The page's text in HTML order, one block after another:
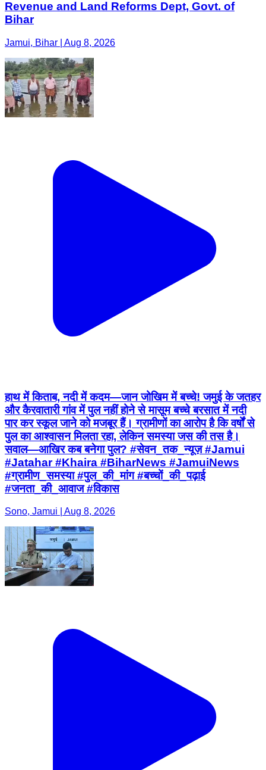
Revenue and Land Reforms Dept, Govt. of
Bihar
Jamui, Bihar | Aug 8, 2026
हाथ में किताब, नदी में कदम—जान जोखिम में बच्चे! जमुई के जतहर
और कैरवातारी गांव में पुल नहीं होने से मासूम बच्चे बरसात में नदी
पार कर स्कूल जाने को मजबूर हैं। ग्रामीणों का आरोप है कि वर्षों से
पुल का आश्वासन मिलता रहा, लेकिन समस्या जस की तस है।
सवाल—आखिर कब बनेगा पुल? #सेवन_तक_न्यूज़ #Jamui
#Jatahar #Khaira #BiharNews #JamuiNews
#ग्रामीण_समस्या #पुल_की_मांग #बच्चों_की_पढ़ाई
#जनता_की_आवाज #विकास
Sono, Jamui | Aug 8, 2026